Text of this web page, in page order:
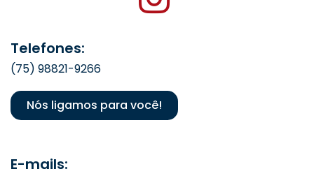
Telefones:
(75) 98821-9266
Nós ligamos para você!
E-mails: